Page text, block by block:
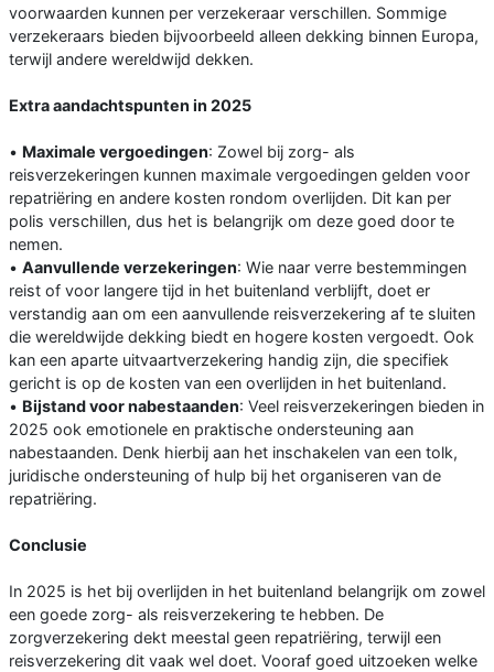
voorwaarden kunnen per verzekeraar verschillen. Sommige
verzekeraars bieden bijvoorbeeld alleen dekking binnen Europa,
terwijl andere wereldwijd dekken.
Extra aandachtspunten in 2025
• Maximale vergoedingen: Zowel bij zorg- als
reisverzekeringen kunnen maximale vergoedingen gelden voor
repatriëring en andere kosten rondom overlijden. Dit kan per
polis verschillen, dus het is belangrijk om deze goed door te
nemen.
• Aanvullende verzekeringen: Wie naar verre bestemmingen
reist of voor langere tijd in het buitenland verblijft, doet er
verstandig aan om een aanvullende reisverzekering af te sluiten
die wereldwijde dekking biedt en hogere kosten vergoedt. Ook
kan een aparte uitvaartverzekering handig zijn, die specifiek
gericht is op de kosten van een overlijden in het buitenland.
• Bijstand voor nabestaanden: Veel reisverzekeringen bieden in
2025 ook emotionele en praktische ondersteuning aan
nabestaanden. Denk hierbij aan het inschakelen van een tolk,
juridische ondersteuning of hulp bij het organiseren van de
repatriëring.
Conclusie
In 2025 is het bij overlijden in het buitenland belangrijk om zowel
een goede zorg- als reisverzekering te hebben. De
zorgverzekering dekt meestal geen repatriëring, terwijl een
reisverzekering dit vaak wel doet. Vooraf goed uitzoeken welke